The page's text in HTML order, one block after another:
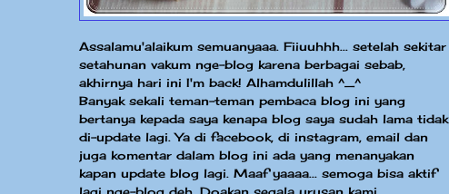
Assalamu'alaikum semuanyaaa. Fiiuuhhh... setelah sekitar
setahunan vakum nge-blog karena berbagai sebab,
akhirnya hari ini I'm back! Alhamdulillah ^_^
Banyak sekali teman-teman pembaca blog ini yang
bertanya kepada saya kenapa blog saya sudah lama tidak
di-update lagi. Ya di facebook, di instagram, email dan
juga komentar dalam blog ini ada yang menanyakan
kapan update blog lagi. Maaf yaaaa... semoga bisa aktif